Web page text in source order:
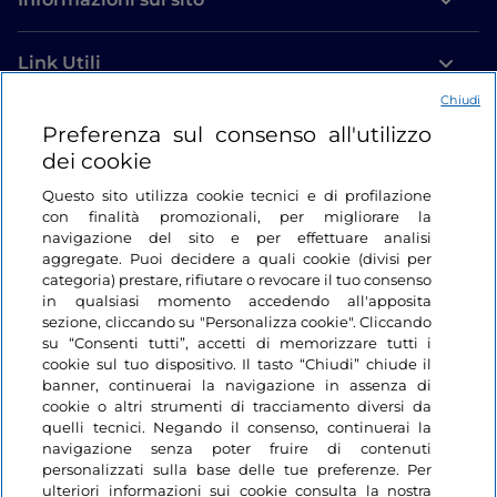
mezza, finché non raddoppia di volume.
4. Stendere l’impasto su un piano infarinato a circa 1
cm di spessore e ricavare dischi con un bicchiere o
un coppapasta.
5. Lasciare lievitare i dischi ancora 30 minuti coperti
da un canovaccio.
6. Friggere i sufganiyotin abbondante olio caldo
(circa 170°C), girandoli una volta, fino a doratura
uniforme.
7. Scolarli su carta assorbente, lasciarli intiepidire e
riempirli con marmellata o crema usando una siringa
Link Utili
Login
Restiamo in contatto
Preferenza sul consenso all'utilizzo
dei cookie
Questo sito utilizza cookie tecnici e di profilazione
con finalità promozionali, per migliorare la
navigazione del sito e per effettuare analisi
aggregate. Puoi decidere a quali cookie (divisi per
categoria) prestare, rifiutare o revocare il tuo consenso
in qualsiasi momento accedendo all'apposita
sezione, cliccando su "Personalizza cookie". Cliccando
su “Consenti tutti”, accetti di memorizzare tutti i
cookie sul tuo dispositivo. Il tasto “Chiudi” chiude il
banner, continuerai la navigazione in assenza di
cookie o altri strumenti di tracciamento diversi da
quelli tecnici. Negando il consenso, continuerai la
navigazione senza poter fruire di contenuti
personalizzati sulla base delle tue preferenze. Per
ulteriori informazioni sui cookie consulta la nostra
Chiudi